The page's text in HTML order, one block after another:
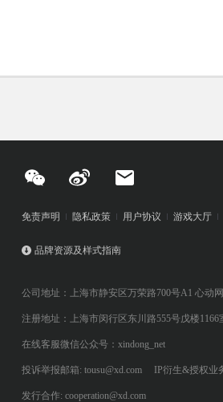
免责声明 隐私政策 用户协议 游戏大厅
品牌资源及样式指南
公司地址：上海市静安区万荣路700号A1 心动
注册地址：上海市闵行区东川路555号戊楼1166
在线客服微信公众号：xindong_net
投诉举报邮箱: tousu@xd.com IP衍生&授权业
发行合作: cooperation@xd.com